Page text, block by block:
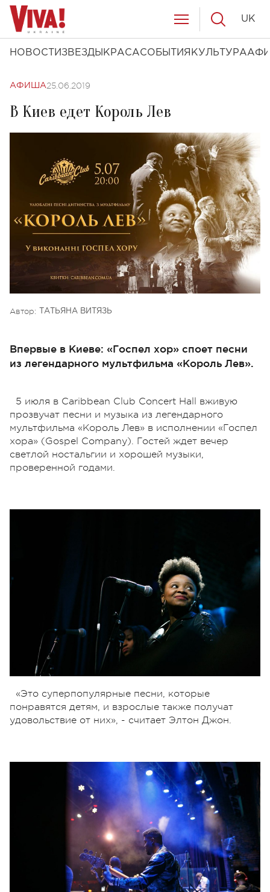
НОВОСТИ ЗВЕЗДЫ КРАСАСОБЫТИЯ КУЛЬТУРА
UK
АФИША25.06.2019
В Киев едет Король Лев
Автор: ТАТЬЯНА ВИТЯЗЬ
Впервые в Киеве: «Госпел хор» споет песни
из легендарного мультфильма «Король Лев».
5 июля в Caribbean Club Concert Hall вживую
прозвучат песни и музыка из легендарного
мультфильма «Король Лев» в исполнении «Госпел
хора» (Gospel Company). Гостей ждет вечер
светлой ностальгии и хорошей музыки,
проверенной годами.
«Это суперпопулярные песни, которые
понравятся детям, и взрослые также получат
удовольствие от них», - считает Элтон Джон.